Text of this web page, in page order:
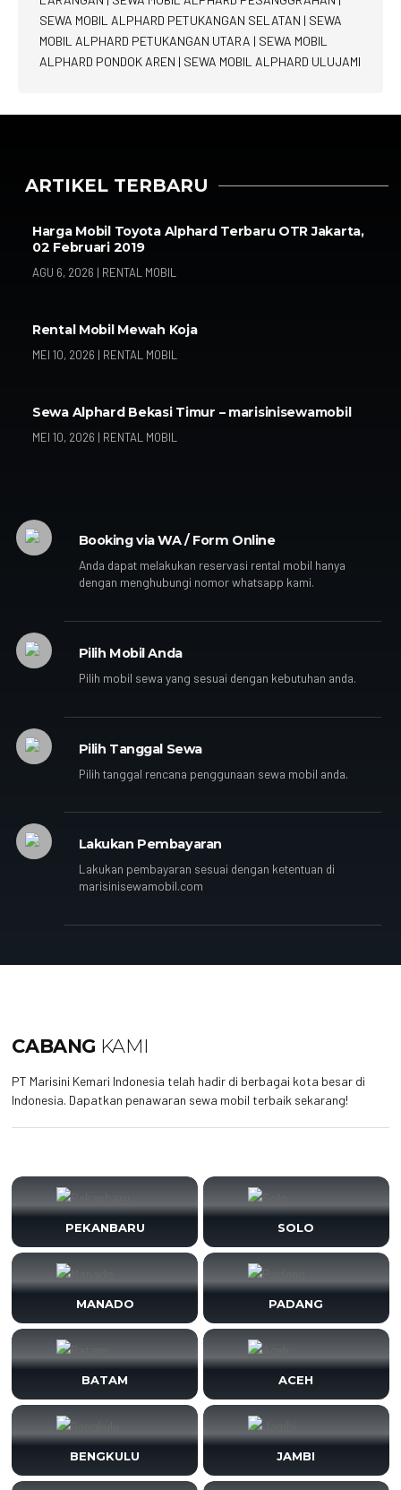
SEWA MOBIL ALPHARD PETUKANGAN SELATAN | SEWA
MOBIL ALPHARD PETUKANGAN UTARA | SEWA MOBIL
ALPHARD PONDOK AREN | SEWA MOBIL ALPHARD ULUJAMI
ARTIKEL TERBARU
Harga Mobil Toyota Alphard Terbaru OTR Jakarta,
02 Februari 2019
AGU 6, 2026 | RENTAL MOBIL
Rental Mobil Mewah Koja
MEI 10, 2026 | RENTAL MOBIL
Sewa Alphard Bekasi Timur – marisinisewamobil
MEI 10, 2026 | RENTAL MOBIL
Booking via WA / Form Online
Anda dapat melakukan reservasi rental mobil hanya
dengan menghubungi nomor whatsapp kami.
Pilih Mobil Anda
Pilih mobil sewa yang sesuai dengan kebutuhan anda.
Pilih Tanggal Sewa
Pilih tanggal rencana penggunaan sewa mobil anda.
Lakukan Pembayaran
Lakukan pembayaran sesuai dengan ketentuan di
marisinisewamobil.com
CABANG KAMI
PT Marisini Kemari Indonesia telah hadir di berbagai kota besar di
Indonesia. Dapatkan penawaran sewa mobil terbaik sekarang!
PEKANBARU SOLO
MANADO PADANG
BATAM ACEH
BENGKULU JAMBI